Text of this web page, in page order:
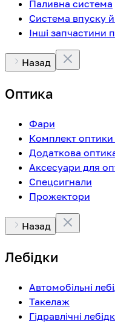
Паливна система
Система впуску
Інші запчастини
Назад
Оптика
Фари
Комплект оптики
Додаткова
Аксесуари для
Спецсигнали
Прожектори
Назад
Лебідки
Автомобільні
Такелаж
Гідравлічні